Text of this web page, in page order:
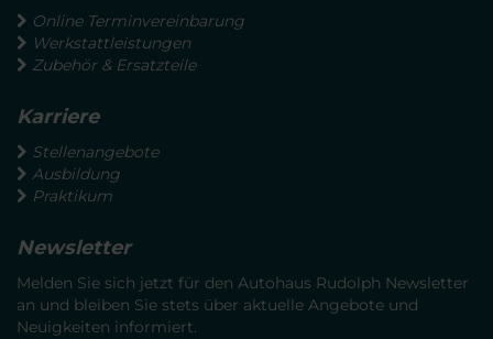
Online Terminvereinbarung
Werkstattleistungen
Zubehör & Ersatzteile
Karriere
Stellenangebote
Ausbildung
Praktikum
Newsletter
Melden Sie sich jetzt für den Autohaus Rudolph Newsletter
an und bleiben Sie stets über aktuelle Angebote und
Neuigkeiten informiert.